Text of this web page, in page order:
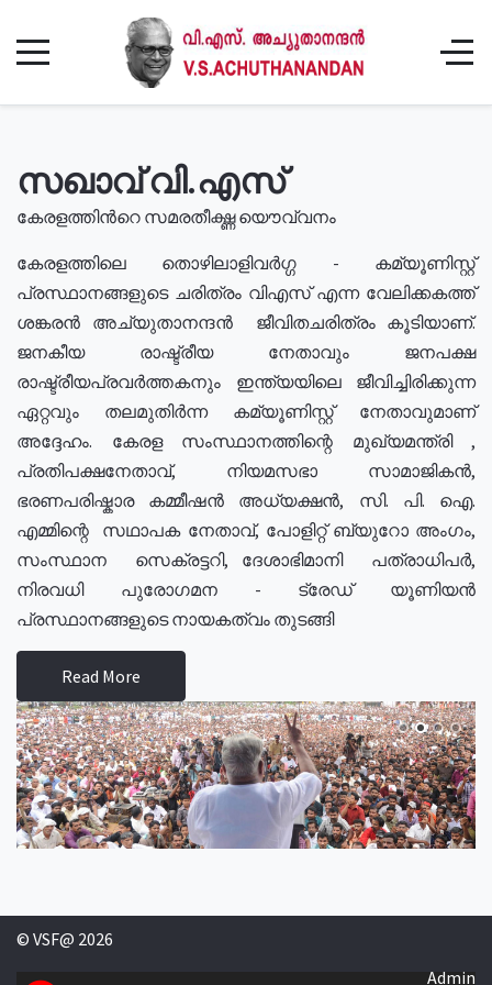
സഖാവ് വി.എസ്
കേരളത്തിൻറെ സമരതീക്ഷ്ണ യൌവ്വനം
കേരളത്തിലെ തൊഴിലാളിവർഗ്ഗ - കമ്യൂണിസ്റ്റ്
പ്രസ്ഥാനങ്ങളുടെ ചരിത്രം വിഎസ് എന്ന വേലിക്കകത്ത്
ശങ്കരൻ അച്യുതാനന്ദൻ ജീവിതചരിത്രം കൂടിയാണ്.
ജനകീയ രാഷ്ട്രീയ നേതാവും ജനപക്ഷ
രാഷ്ട്രീയപ്രവർത്തകനും ഇന്ത്യയിലെ ജീവിച്ചിരിക്കുന്ന
ഏറ്റവും തലമുതിർന്ന കമ്യൂണിസ്റ്റ് നേതാവുമാണ്
അദ്ദേഹം. കേരള സംസ്ഥാനത്തിന്റെ മുഖ്യമന്ത്രി ,
പ്രതിപക്ഷനേതാവ്, നിയമസഭാ സാമാജികൻ,
ഭരണപരിഷ്കാര കമ്മീഷൻ അധ്യക്ഷൻ, സി. പി. ഐ.
എമ്മിന്റെ സഥാപക നേതാവ്, പോളിറ്റ് ബ്യുറോ അംഗം,
സംസ്ഥാന സെക്രട്ടറി, ദേശാഭിമാനി പത്രാധിപർ,
നിരവധി പുരോഗമന - ട്രേഡ് യൂണിയൻ
പ്രസ്ഥാനങ്ങളുടെ നായകത്വം തുടങ്ങി
Read More
© VSF@ 2026
Admin